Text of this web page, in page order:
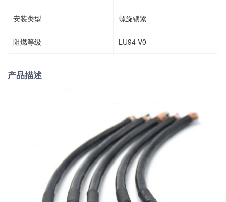
安装类型 螺旋锁紧
阻燃等级 LU94-V0
产品描述